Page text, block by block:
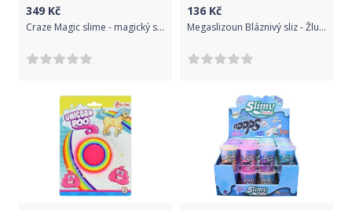
349 Kč
Craze Magic slime - magický sliz s překvapením - figurka Jednorožec 600ml
136 Kč
Megaslizoun Bláznivý sliz - Žlutý s vůní banánů